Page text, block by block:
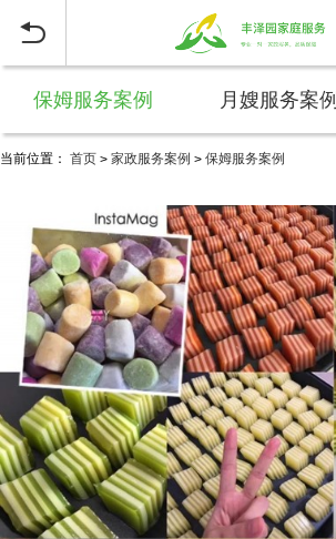

保姆服务案例 月嫂服务案例
当前位置： 首页 > 家政服务案例 > 保姆服务案例